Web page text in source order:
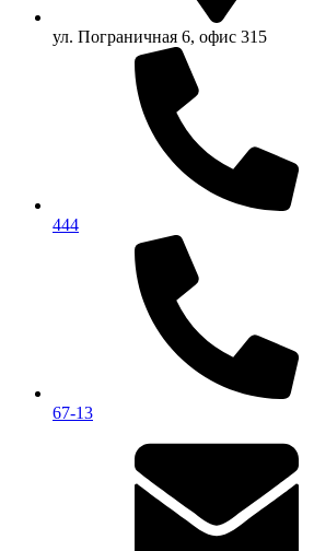
ул. Пограничная 6, офис 315
444
67-13